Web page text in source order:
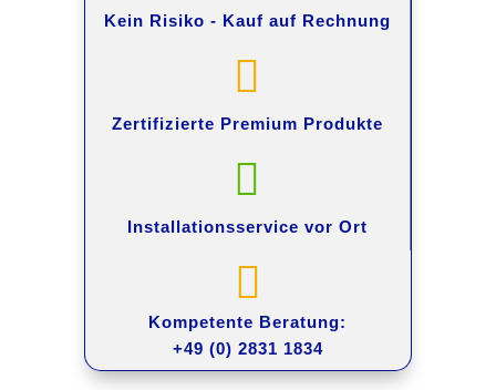
Kein Risiko - Kauf auf Rechnung

Zertifizierte Premium Produkte

Installationsservice vor Ort

Kompetente Beratung:
+49 (0) 2831 1834